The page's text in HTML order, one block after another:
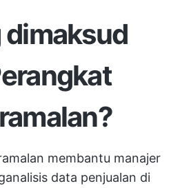
dimaksud
membantu manajer
data penjualan di